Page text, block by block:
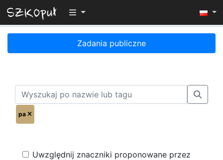
Przełącz widoczność menu
Zadania publiczne
pa
Uwzględnij znaczniki proponowane przez